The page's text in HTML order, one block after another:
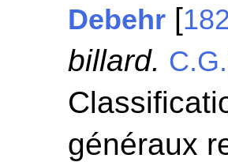
Debehr [
billard.
généraux